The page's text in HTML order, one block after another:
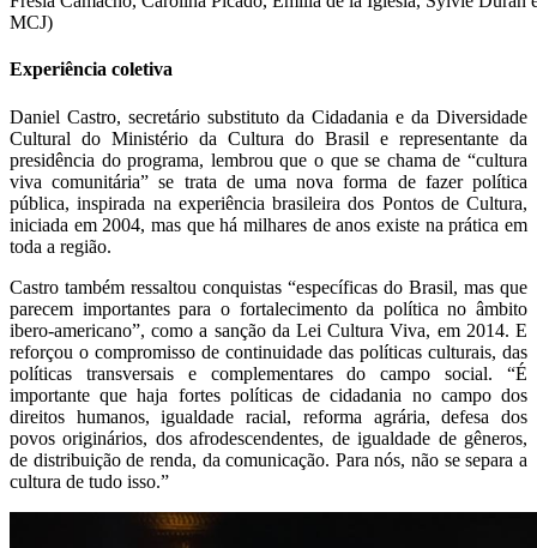
MCJ)
Experiência coletiva
Daniel Castro, secretário substituto da Cidadania e da Diversidade
Cultural do Ministério da Cultura do Brasil e representante da
presidência do programa, lembrou que o que se chama de “cultura
viva comunitária” se trata de uma nova forma de fazer política
pública, inspirada na experiência brasileira dos Pontos de Cultura,
iniciada em 2004, mas que há milhares de anos existe na prática em
toda a região.
Castro também ressaltou conquistas “específicas do Brasil, mas que
parecem importantes para o fortalecimento da política no âmbito
ibero-americano”, como a sanção da Lei Cultura Viva, em 2014. E
reforçou o compromisso de continuidade das políticas culturais, das
políticas transversais e complementares do campo social. “É
importante que haja fortes políticas de cidadania no campo dos
direitos humanos, igualdade racial, reforma agrária, defesa dos
povos originários, dos afrodescendentes, de igualdade de gêneros,
de distribuição de renda, da comunicação. Para nós, não se separa a
cultura de tudo isso.”